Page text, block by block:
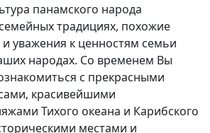
панамского народа
традициях, похожие
и уважения к ценностям семьи
народах. Со временем Вы
с прекрасными
красивейшими
Тихого океана и Карибского
местами и